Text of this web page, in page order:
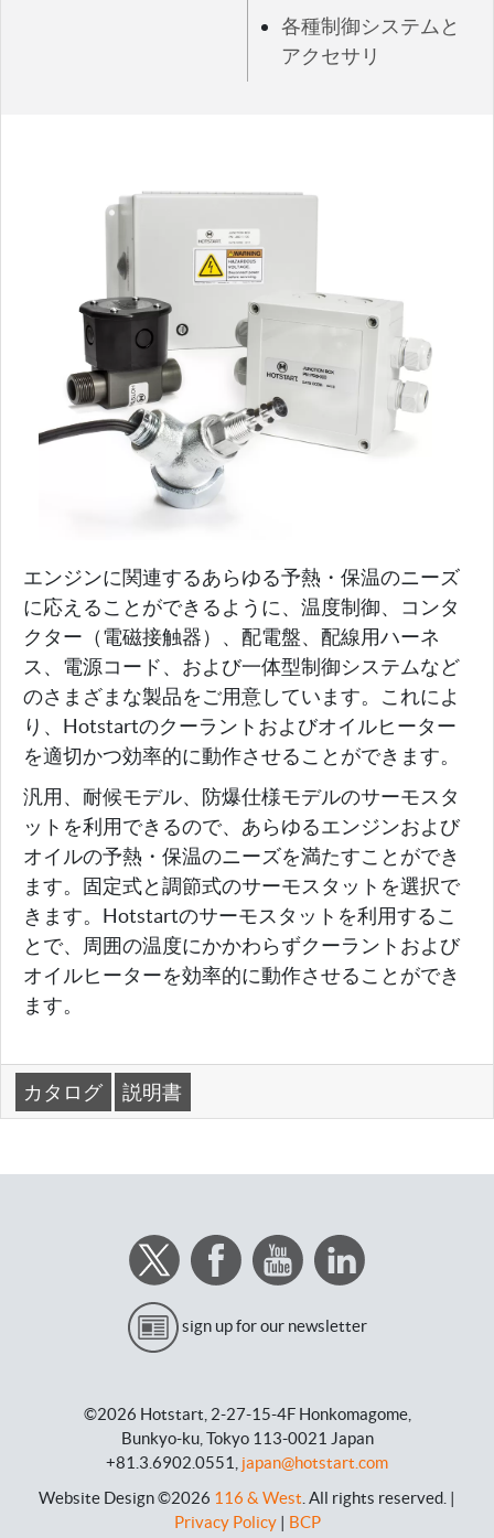
各種制御システムと
アクセサリ
エンジンに関連するあらゆる予熱・保温のニーズ
に応えることができるように、温度制御、コンタ
クター（電磁接触器）、配電盤、配線用ハーネ
ス、電源コード、および一体型制御システムなど
のさまざまな製品をご用意しています。これによ
り、Hotstartのクーラントおよびオイルヒーター
を適切かつ効率的に動作させることができます。
汎用、耐候モデル、防爆仕様モデルのサーモスタ
ットを利用できるので、あらゆるエンジンおよび
オイルの予熱・保温のニーズを満たすことができ
ます。固定式と調節式のサーモスタットを選択で
きます。Hotstartのサーモスタットを利用するこ
とで、周囲の温度にかかわらずクーラントおよび
オイルヒーターを効率的に動作させることができ
ます。
カタログ 説明書
sign up for our newsletter
©2026 Hotstart, 2-27-15-4F Honkomagome,
Bunkyo-ku, Tokyo 113-0021 Japan
+81.3.6902.0551, japan@hotstart.com
Website Design ©2026 116 & West All rights reserved . |
Privacy Policy| BCP